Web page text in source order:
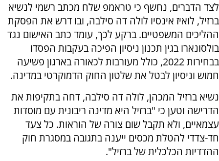
לצד הדברים, נחשף כי טראמפ שלח מכתב רשמי לנשיא
ברזיל, לואיז אינסיו לולה דה סילבה, ובו דרש את הפסקת
ההליכים המשפטיים. ברקע לכך, עומד כתב האישום נגד
בולסונארו בגין תכנון ניסיון הפיכה בעקבות הפסדו
בבחירות 2022, כולל מעורבות לכאורה בארגון פשיעה
חמוש וניסיון לבטל את שלטון החוק הדמוקרטי במדינה.
נשיא ברזיל המכהן, לולה דה סילבה, דחה בתקיפות את
הדרישה וטען כי "ברזיל היא מדינה ריבונית עם מוסדות
עצמאיים, ולא תקבל שום צורה של הוראות. כל צעד
חד-צדדי להטלת מכסים ייענה בתגובה במסגרת חוק
ההדדיות הכלכלית של ברזיל".